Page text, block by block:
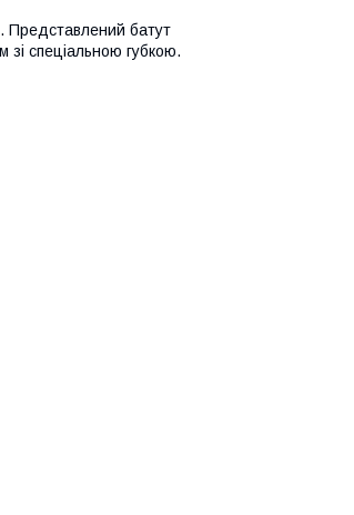
Представлений батут
спеціальною губкою.